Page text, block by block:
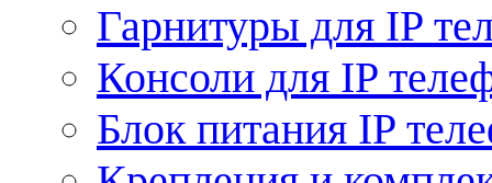
Гарнитуры для IP
Консоли для IP
Блок питания IP